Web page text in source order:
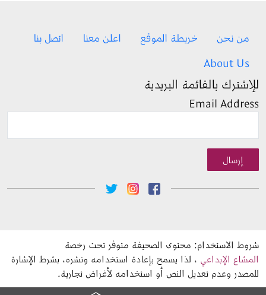
من نحن خريطة الموقع اعلن معنا
اتصل بنا
About Us
للإشترك بالقائمة البريدية
Email Address
إرسال
Social Media
شروط الاستخدام: محتوى الصحيفة متوفر تحت رخصة
المشاع الإبداعي ، لذا يسمح بإعادة استخدامه ونشره، بشرط الإشارة
للمصدر وعدم تعديل النص أو استخدامه لأغراض تجارية.